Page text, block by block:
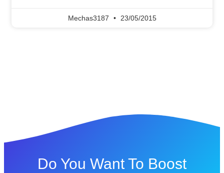
Mechas3187 23/05/2015
Do You Want To Boost